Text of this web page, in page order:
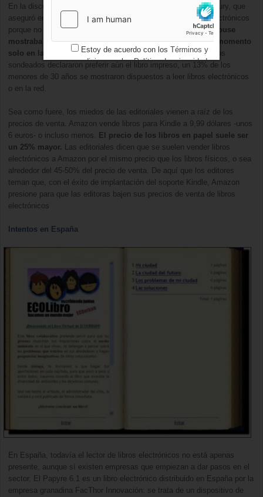
En la discusión entraron autores como el novelista Ray Bradbury, que
aseguró en Los Ángeles que «no hay futuro para los libros electrónicos
porque no son libros».
Una encuesta de Zogby y Random House
mostraba cómo este avance del e-book se está dando de momento
solo en las generaciones más jóvenes:aunque el 82% de los
sondeados declararon preferir aún el libro impreso, un 13% de los
menores de 30 años se mostraron dispuestos a leer libros electrónicos
o en la red.
Sea como fuere, los miedos de las editoriales vienen a raíz de los
precios de venta. Amazon vende libros para Kindle a 9,99 dólares -unos
6 euros- o incluso menos. El precio de los libros en papel suele ser
un 25% mayor. Las editoriales dicen que se suelen vender libros
electrónicos a Amazon por el mismo precio que los libros físicos, o sea
alrededor del 45-50% del precio de venta. De aquí que los editores
teman que, con el éxito de implantación del soporte Kindle, Amazon
presione para que las editoras bajen sus precios de venta de libros
electrónicos
Intentos en España
En España, todavía el lector de libros electrónicos no está apenas
presente, aunque sí existen empresas que empiezan a dar pasos en el
sector. El Papyre 6.1 es un libro electrónico distribuido en España por la
empresa granadina FacThor Innovación: se trata de un dispositivo de
Estoy de acuerdo con los Términos y
condicionesy losPolítica de privacidad